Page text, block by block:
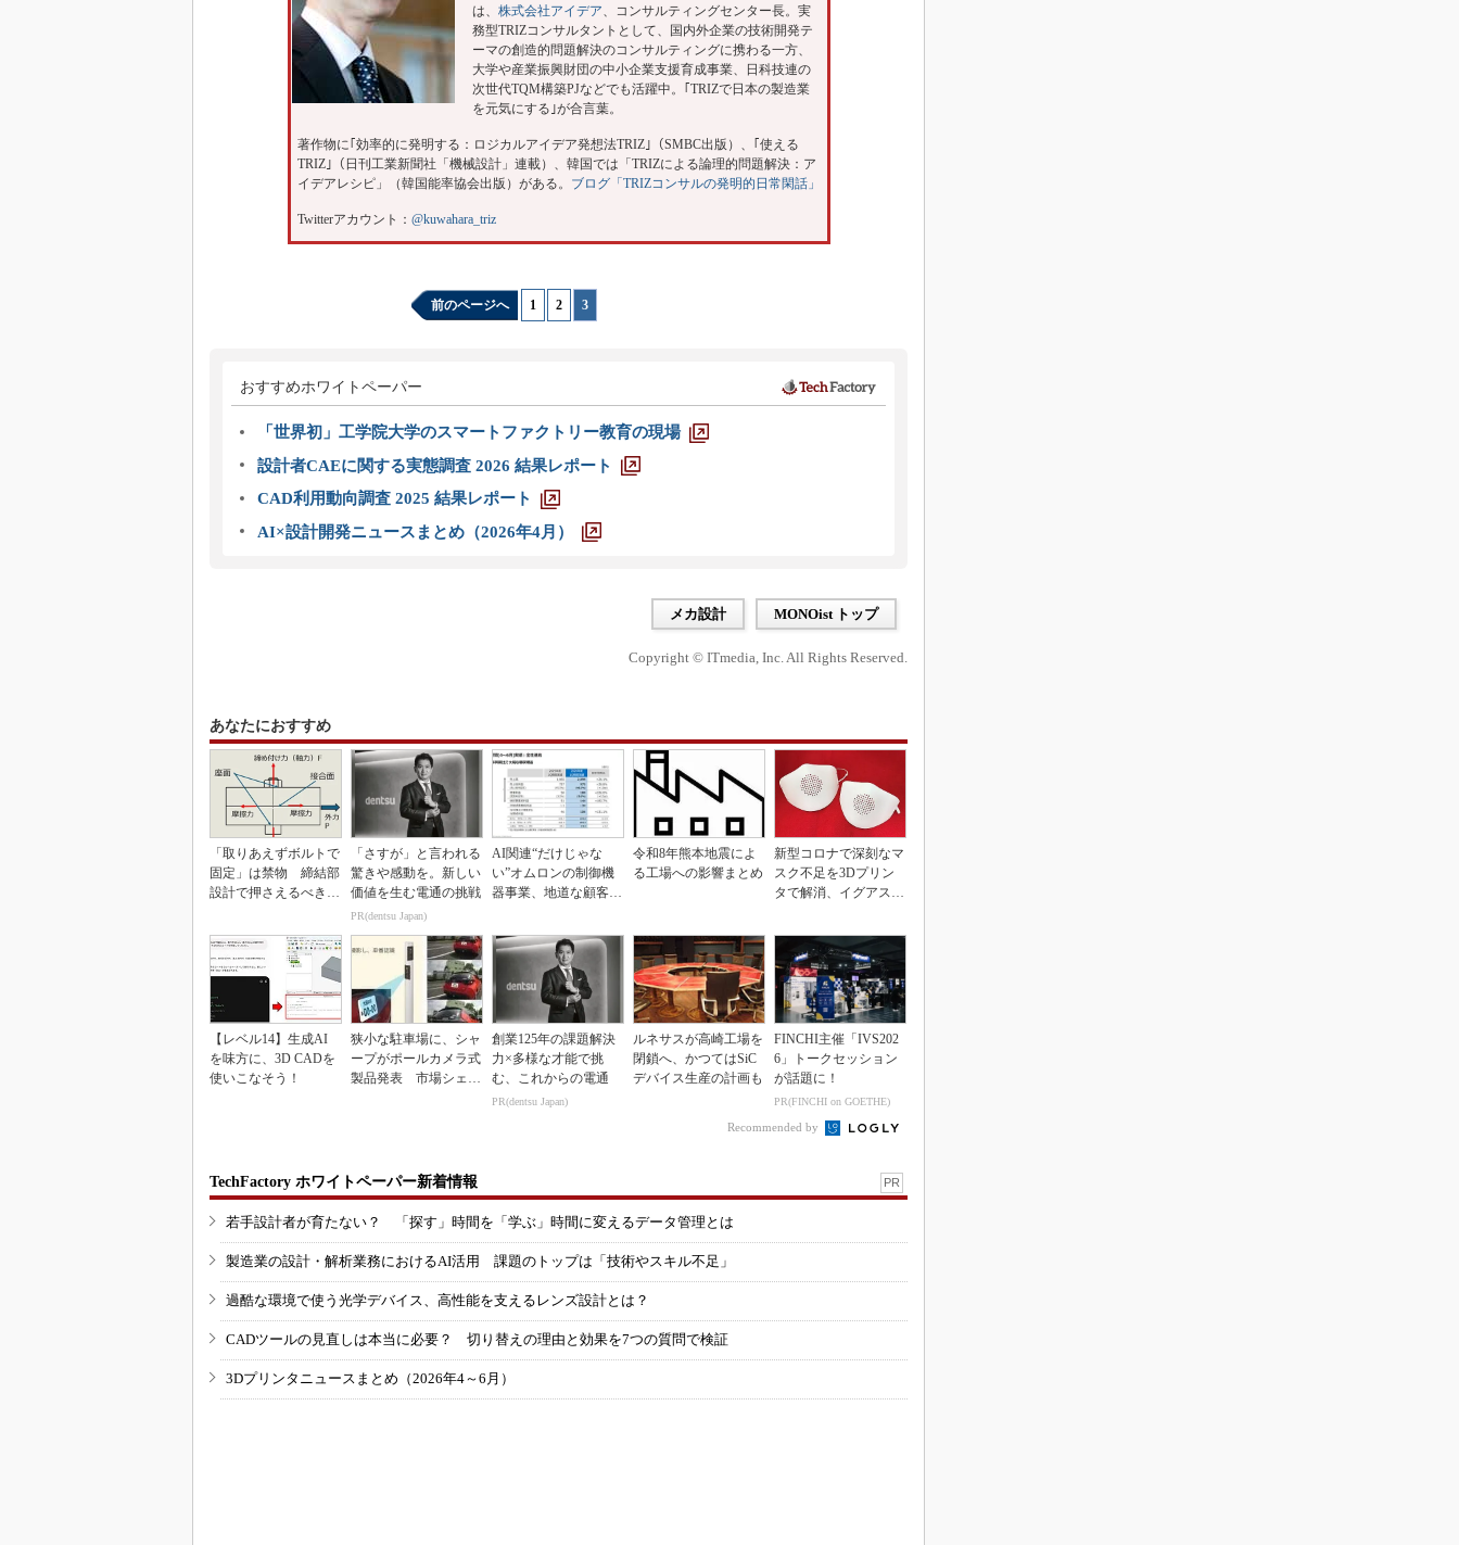
は、 株式会社アイデア、コンサルティングセンター長。実
務型TRIZコンサルタントとして、国内外企業の技術開発テ
ーマの創造的問題解決のコンサルティングに携わる一方、
大学や産業振興財団の中小企業支援育成事業、日科技連の
次世代TQM構築PJなどでも活躍中。｢TRIZで日本の製造業
を元気にする｣が合言葉。
著作物に｢効率的に発明する：ロジカルアイデア発想法TRIZ｣（SMBC出版）、｢使える
TRIZ｣（日刊工業新聞社「機械設計」連載）、韓国では「TRIZによる論理的問題解決：ア
イデアレシピ」（韓国能率協会出版）がある。
ブログ「TRIZコンサルの発明的日常閑話」
Twitterアカウント： @kuwahara_triz
前のページへ 1 2 3
おすすめホワイトペーパー
「世界初」工学院大学のスマートファクトリー教育の現場
設計者CAEに関する実態調査 2026 結果レポート
CAD利用動向調査 2025 結果レポート
AI×設計開発ニュースまとめ（2026年4月）
メカ設計 MONOist トップ
Copyright © ITmedia, Inc. All Rights Reserved.
あなたにおすすめ
「取りあえずボルトで
固定」は禁物 締結部
設計で押さえるべき基
「さすが」と言われる
驚きや感動を。新しい
価値を生む電通の挑戦
PR(dentsu Japan)
AI関連“だけじゃな
い”オムロンの制御機
器事業、地道な顧客基
令和8年熊本地震によ
る工場への影響まとめ
新型コロナで深刻なマ
スク不足を3Dプリン
タで解消、イグアスが
【レベル14】生成AI
を味方に、3D CADを
使いこなそう！
狭小な駐車場に、シャ
ープがポールカメラ式
製品発表 市場シェア
創業125年の課題解決
力×多様な才能で挑
む、これからの電通
PR(dentsu Japan)
ルネサスが高崎工場を
閉鎖へ、かつてはSiC
デバイス生産の計画も
FINCHI主催「IVS202
6」トークセッション
が話題に！
PR(FINCHI on GOETHE)
Recommended by
TechFactory ホワイトペーパー新着情報 PR
若手設計者が育たない？ 「探す」時間を「学ぶ」時間に変えるデータ管理とは
製造業の設計・解析業務におけるAI活用 課題のトップは「技術やスキル不足」
過酷な環境で使う光学デバイス、高性能を支えるレンズ設計とは？
CADツールの見直しは本当に必要？ 切り替えの理由と効果を7つの質問で検証
3Dプリンタニュースまとめ（2026年4～6月）